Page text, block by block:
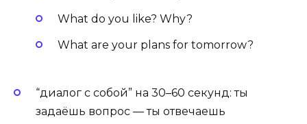
What do you like? Why?
What are your plans for tomorrow?
“диалог с собой” на 30–60 секунд: ты
задаёшь вопрос — ты отвечаешь